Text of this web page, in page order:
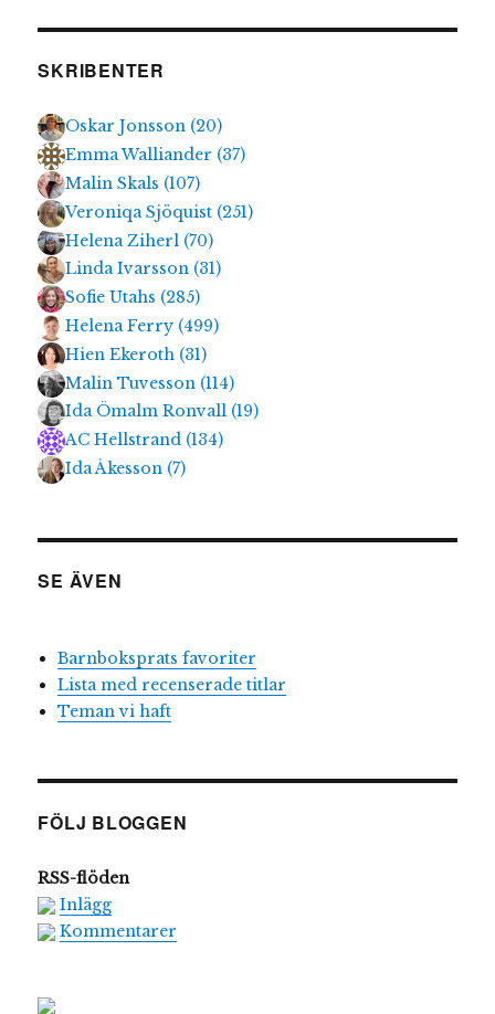
SKRIBENTER
Oskar Jonsson (20)
Emma Walliander (37)
Malin Skals (107)
Veroniqa Sjöquist (251)
Helena Ziherl (70)
Linda Ivarsson (31)
Sofie Utahs (285)
Helena Ferry (499)
Hien Ekeroth (31)
Malin Tuvesson (114)
Ida Ömalm Ronvall (19)
AC Hellstrand (134)
Ida Åkesson (7)
SE ÄVEN
Barnboksprats favoriter
Lista med recenserade titlar
Teman vi haft
FÖLJ BLOGGEN
RSS-flöden
Inlägg
Kommentarer